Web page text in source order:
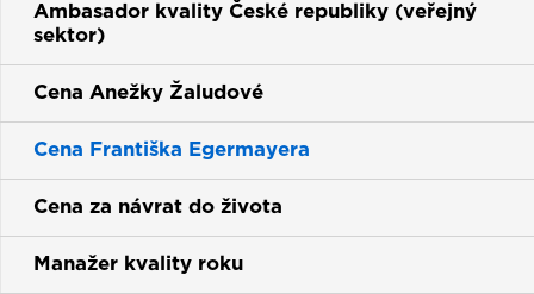
Ambasador kvality České republiky (veřejný
sektor)
Cena Anežky Žaludové
Cena Františka Egermayera
Cena za návrat do života
Manažer kvality roku